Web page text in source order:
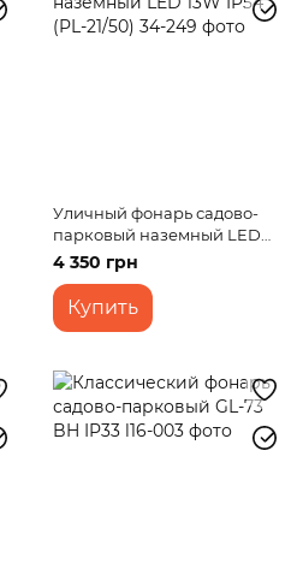
Уличный фонарь садово-
парковый наземный LED
13W IP54 (PL-21/50)
4 350 грн
Купить